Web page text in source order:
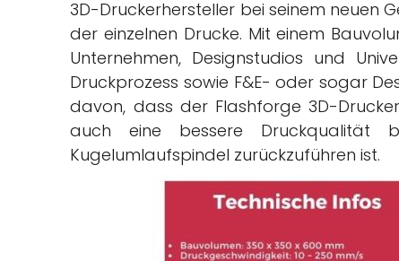
3D-Druckerhersteller bei seinem neuen
der einzelnen Drucke. Mit einem
Unternehmen, Designstudios und
Druckprozess sowie F&E- oder sogar
davon, dass der Flashforge 3D-
auch eine bessere Druckqualität
Kugelumlaufspindel zurückzuführen ist.